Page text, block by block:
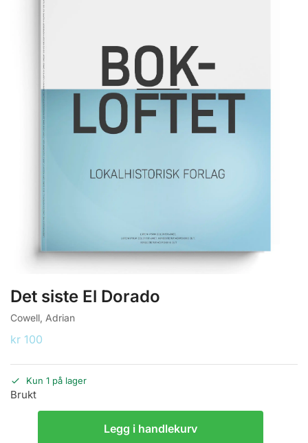
Det siste El Dorado
Cowell, Adrian
kr 100
Kun 1 på lager
Brukt
Legg i handlekurv